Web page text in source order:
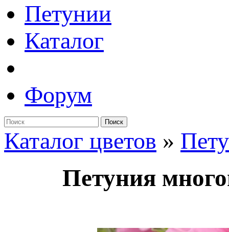
Петунии
Каталог
Форум
Поиск
Каталог цветов »
Петуния